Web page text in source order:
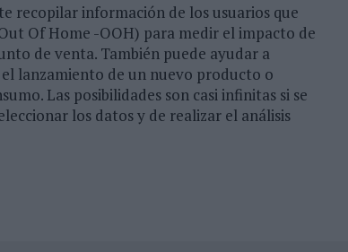
recopilar información de los usuarios que
Of Home -OOH) para medir el impacto de
de venta. También puede ayudar a
lanzamiento de un nuevo producto o
Las posibilidades son casi infinitas si se
los datos y de realizar el análisis